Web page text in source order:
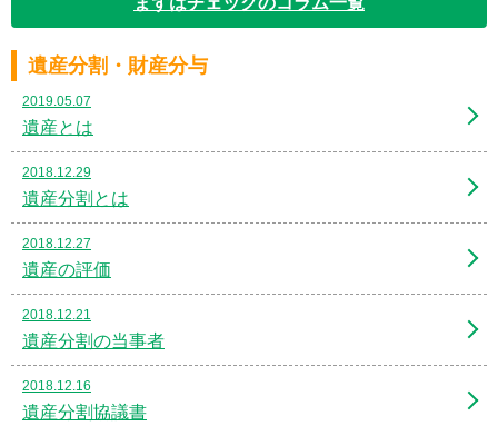
遺産分割・財産分与
2019.05.07
遺産とは
2018.12.29
遺産分割とは
2018.12.27
遺産の評価
2018.12.21
遺産分割の当事者
2018.12.16
遺産分割協議書